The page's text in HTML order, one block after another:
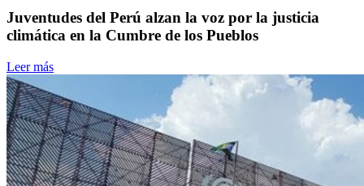
Juventudes del Perú alzan la voz por la justicia
climática en la Cumbre de los Pueblos
Leer más